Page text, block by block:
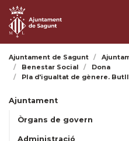
Ajuntament de Sagunt
Benestar Social
Dona
Pla d'igualtat de gènere.
Ajuntament
Òrgans de govern
Administració